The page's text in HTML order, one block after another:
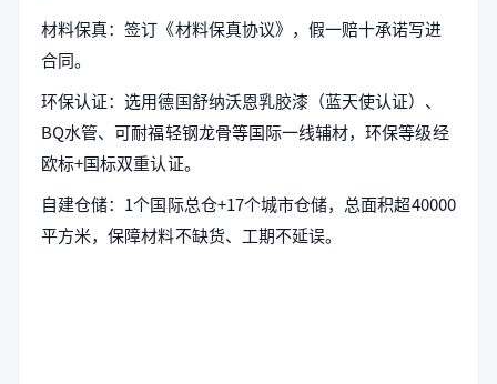
材料保真：签订《材料保真协议》，假一赔十承诺写进
合同。
环保认证：选用德国舒纳沃恩乳胶漆（蓝天使认证）、
BQ水管、可耐福轻钢龙骨等国际一线辅材，环保等级经
欧标+国标双重认证。
自建仓储：1个国际总仓+17个城市仓储，总面积超40000
平方米，保障材料不缺货、工期不延误。